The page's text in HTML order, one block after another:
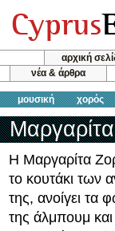
αρχική
νέα & άρθρα
μουσική χορός
Η Μαργαρίτα
το κουτάκι των
της, ανοίγει τα
της άλμπουμ